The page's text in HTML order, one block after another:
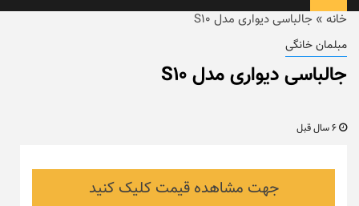
اصلی
خانه » جالباسی دیواری مدل S10
مبلمان خانگی
جالباسی دیواری مدل S10
جهت مشاهده قیمت کلیک کنید